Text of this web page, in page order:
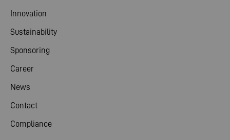
Innovation
Sustainability
Sponsoring
Career
News
Contact
Compliance